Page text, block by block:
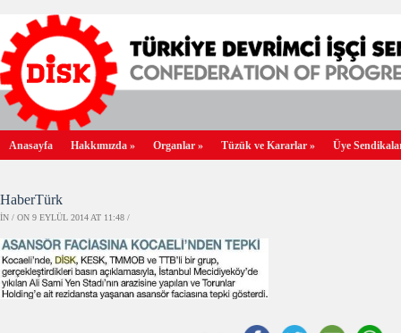
Anasayfa Hakkımızda » Organlar » Tüzük ve Kararlar » Üye
HaberTürk
IN / ON 9 EYLÜL 2014 AT 11:48 /